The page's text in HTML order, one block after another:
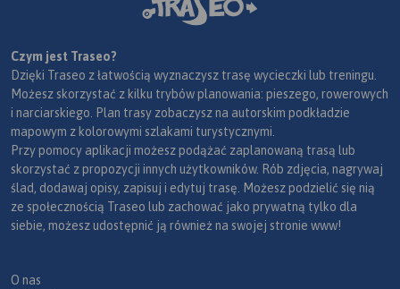
Czym jest Traseo?
Dzięki Traseo z łatwością wyznaczysz trasę wycieczki lub treningu.
Możesz skorzystać z kilku trybów planowania: pieszego, rowerowych
i narciarskiego. Plan trasy zobaczysz na autorskim podkładzie
mapowym z kolorowymi szlakami turystycznymi.
Przy pomocy aplikacji możesz podążać zaplanowaną trasą lub
skorzystać z propozycji innych użytkowników. Rób zdjęcia, nagrywaj
ślad, dodawaj opisy, zapisuj i edytuj trasę. Możesz podzielić się nią
ze społecznością Traseo lub zachować jako prywatną tylko dla
siebie, możesz udostępnić ją również na swojej stronie www!
O nas